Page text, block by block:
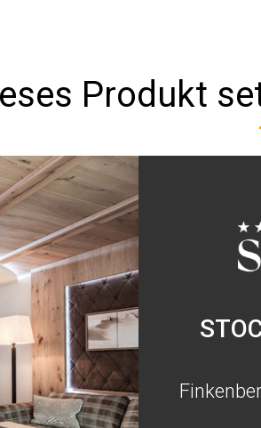
Produkt